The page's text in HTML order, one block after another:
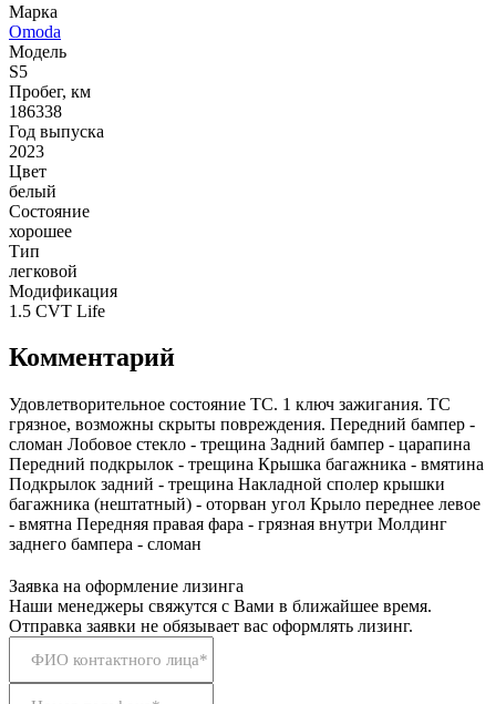
Марка
Omoda
Модель
S5
Пробег, км
186338
Год выпуска
2023
Цвет
белый
Состояние
хорошее
Тип
легковой
Модификация
1.5 CVT Life
Комментарий
Удовлетворительное состояние ТС. 1 ключ зажигания. ТС
грязное, возможны скрыты повреждения. Передний бампер -
сломан Лобовое стекло - трещина Задний бампер - царапина
Передний подкрылок - трещина Крышка багажника - вмятина
Подкрылок задний - трещина Накладной сполер крышки
багажника (нештатный) - оторван угол Крыло переднее левое
- вмятна Передняя правая фара - грязная внутри Молдинг
заднего бампера - сломан
Заявка на оформление лизинга
Наши менеджеры свяжутся с Вами в ближайшее время.
Отправка заявки не обязывает вас оформлять лизинг.
ФИО контактного лица*